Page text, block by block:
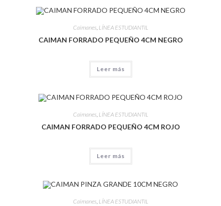
Caimanes, LÍNEA ESTUDIANTIL
CAIMAN FORRADO PEQUEÑO 4CM NEGRO
Leer más
Caimanes, LÍNEA ESTUDIANTIL
CAIMAN FORRADO PEQUEÑO 4CM ROJO
Leer más
Caimanes, LÍNEA ESTUDIANTIL